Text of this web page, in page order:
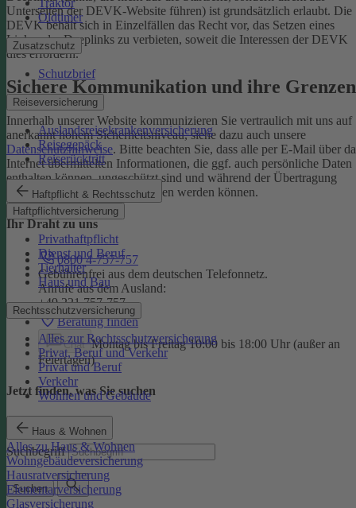
Traktor
Oldtimer
Zusatzschutz
Schutzbrief
Reiseversicherung
Auslandsreisekrankenversicherung
Reisegepäck
Reiserücktritt
Haftpflicht & Rechtsschutz
Haftpflichtversicherung
Privathaftpflicht
Dienst und Beruf
Tierhalter
Haus und Bau
Rechtsschutzversicherung
Alles zur Rechtsschutzversicherung
Privat, Beruf und Verkehr
Privat und Beruf
Verkehr
Wohnen und Gebäude
Haus & Wohnen
Alles zu Haus & Wohnen
Wohngebäudeversicherung
Hausratversicherung
Elementarversicherung
Glasversicherung
Unterseiten der DEVK-Website führen) ist grundsätzlich erlaubt. Die
DEVK behält sich in Einzelfällen das Recht vor, das Setzen eines
Links oder Deeplinks zu verbieten, soweit die Interessen der DEVK
dies erfordern.
Sichere Kommunikation und ihre Grenzen
Innerhalb unserer Website kommunizieren Sie vertraulich mit uns auf
anerkannt hohem Sicherheitsniveau, siehe dazu auch unsere
Datenschutzhinweise. Bitte beachten Sie, dass alle per E-Mail über
Internet übermittelten Informationen, die ggf. auch persönliche Daten
enthalten können, ungeschützt sind und während der Übertragung
potenziell von Dritten eingesehen werden können.
Ihr Draht zu uns
0800 4-757-757
Gebührenfrei aus dem deutschen Telefonnetz.
Anrufe aus dem Ausland:
+49 221 757-757
Beratung finden
Chat Montag bis Freitag 10:00 bis 18:00 Uhr (außer an
Feiertagen)
Jetzt finden, was Sie suchen
Suchbegriff
Suchen